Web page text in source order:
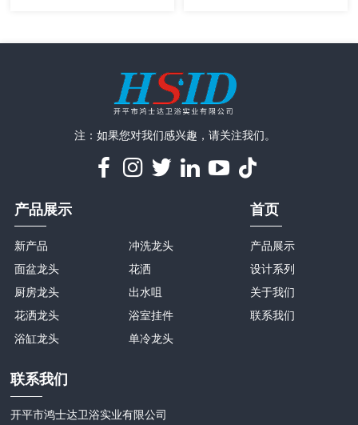
注：如果您对我们感兴趣，请关注我们。
产品展示
新产品
面盆龙头
厨房龙头
花洒龙头
浴缸龙头
冲洗龙头
花洒
出水咀
浴室挂件
单冷龙头
首页
产品展示
设计系列
关于我们
联系我们
联系我们
开平市鸿士达卫浴实业有限公司